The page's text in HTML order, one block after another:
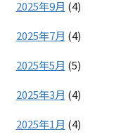
2025年9月 (4)
2025年7月 (4)
2025年5月 (5)
2025年3月 (4)
2025年1月 (4)